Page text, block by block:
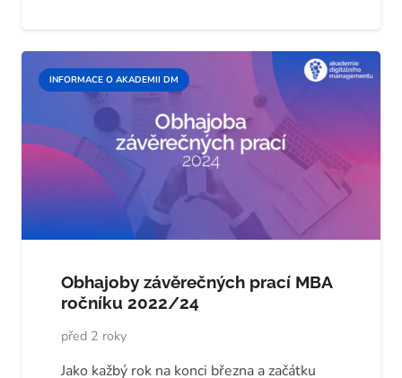
INFORMACE O AKADEMII DM
Obhajoby závěrečných prací MBA
ročníku 2022/24
před 2 roky
Jako kažbý rok na konci března a začátku